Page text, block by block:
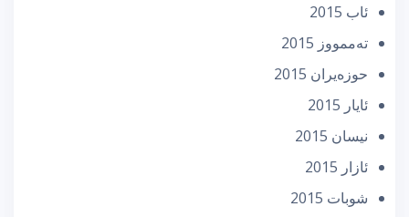
ئاب 2015
تەممووز 2015
حوزه‌یران 2015
ئایار 2015
نیسان 2015
ئازار 2015
شوبات 2015